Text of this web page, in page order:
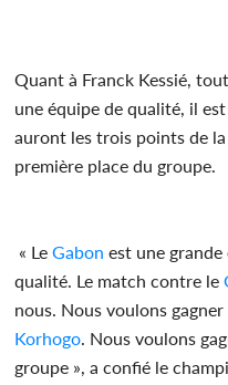
Quant à Franck Kessié,
une équipe de qualité, il
auront les trois points de
première place du groupe.
« LeGabon est une grande
qualité. Le match contre le
nous. Nous voulons
Korhogo . Nous voulons
groupe », a confié le